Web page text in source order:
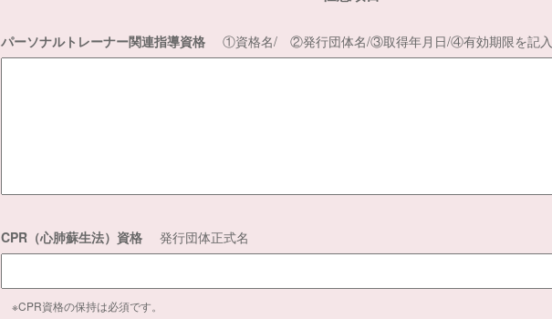
パーソナルトレーナー関連指導資格 ①資格名/ ②発行団体名/③取得年月日/④有効期限を記入
CPR（心肺蘇生法）資格 発行団体正式名
※CPR資格の保持は必須です。